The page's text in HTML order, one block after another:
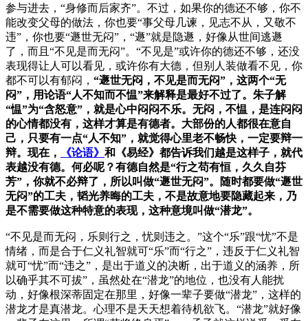
参与进去，“身修而后家齐”。不过，如果你的德还不够，你不
能改变父母的做法，你也要“事父母几谏，见志不从，又敬不
违”，你也要“遯世无闷”，“遯”就是隐遯，好像从世间逃遯
了，而且“不见是而无闷”。“不见是”或许你的德还不够，还没
表现得让人可以看见，或许你有大德，但别人装做看不见，你
都不可以有郁闷， “遯世无闷，不见是而无闷”，这两个“无
闷”，用论语“人不知而不愠”来解释是最好不过了。朱子解
“愠”为“含怒意”，就是心中闷闷不乐。无闷，不愠，是连闷闷
的心情都没有，这样才算是有德者。大部份的人都很在意自
己，只要有一点“人不知”，就觉得心里老不畅快，一定要辩一
辩。现在，
《论语》 和《易经》都告诉我们越是这样子，就代
表越没有德。何必呢？有德自然是“行之苟有恒，久久自芬
芳”，你就不必辩了，所以叫做“遯世无闷”。随时都要做“遯世
无闷”的工夫，韬光养晦的工夫，不是故意地要隐藏起来，乃
是不需要做这种特意的表现，这种意境叫做“潜龙”。
“不见是而无闷，乐则行之，忧则违之。”这个“乐”跟“忧”不是
情绪，而是合于仁义礼智就可“乐”而“行之”，违反于仁义礼智
就可“忧”而“违之”，是出于道义的决断，出于道义的涵养，所
以确乎其不可拔”，虽然处在“潜龙”的地位，也没有人能扰
动，好像根深蒂固定在那里，好像一辈子要做“潜龙”，这样的
潜龙才是真潜龙。心理不是天天想着待机欲飞。“潜龙”就好像